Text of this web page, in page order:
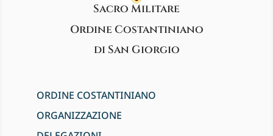
Sacro Militare
Ordine Costantiniano
di San Giorgio
ORDINE COSTANTINIANO
ORGANIZZAZIONE